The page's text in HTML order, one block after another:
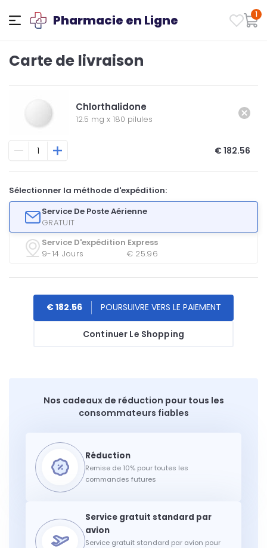
Pharmacie en Ligne 1
Carte de livraison
Chlorthalidone
12.5 mg x 180 pilules
€ 182.56
Sélectionner la méthode d'expédition:
Service De Poste Aérienne
GRATUIT
Service D'expédition Express
9-14 Jours
€ 25.96
Continuer Le Shopping
€ 182.56
Nos cadeaux de réduction pour tous les
consommateurs fiables
Remise de 10% pour toutes les
commandes futures
Service gratuit standard par avion pour